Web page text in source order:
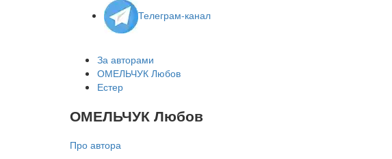
Телеграм-канал
За авторами
ОМЕЛЬЧУК Любов
Естер
ОМЕЛЬЧУК Любов
Про автора